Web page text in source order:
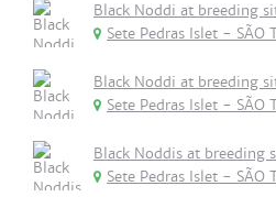
Black Noddi at breeding
Sete Pedras Islet - SÃO
Black Noddi at breeding
Sete Pedras Islet - SÃO
Black Noddis at breeding
Sete Pedras Islet - SÃO